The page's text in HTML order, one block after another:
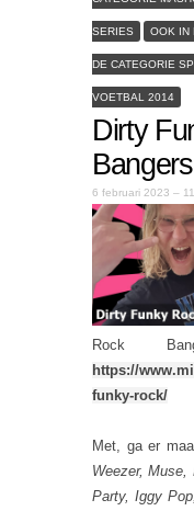
SERIES OOK IN
DE CATEGORIE
VOETBAL 2014
Dirty
6 februari 2023 –
Rock
https://
funky-rock/
Met, ga er
Weezer,
Party, Iggy